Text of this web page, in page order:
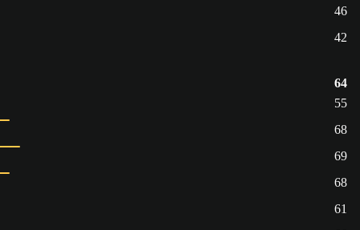
46
42
64
55
68
69
68
61